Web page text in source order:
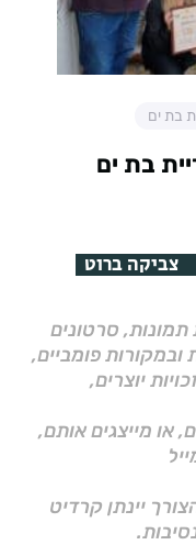
בת ים
בת ים
צביקה ברוט
תמונות, סרטונים
פומביים,
27א לחוק זכויות יוצרים,
או מייצגים אותם,
יינתן קרדיט